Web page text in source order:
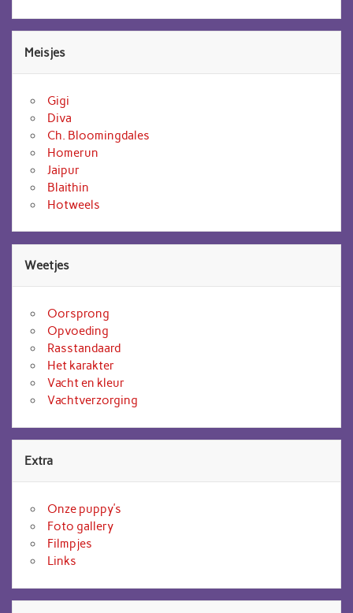
Meisjes
Gigi
Diva
Ch. Bloomingdales
Homerun
Jaipur
Blaithin
Hotweels
Weetjes
Oorsprong
Opvoeding
Rasstandaard
Het karakter
Vacht en kleur
Vachtverzorging
Extra
Onze puppy’s
Foto gallery
Filmpjes
Links